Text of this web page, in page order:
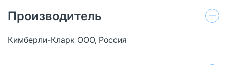
Производитель
Кимберли-Кларк ООО, Россия